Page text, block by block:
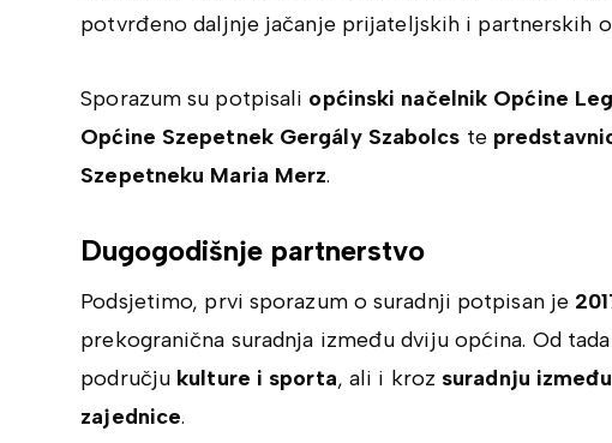
potvrđeno daljnje jačanje prijateljskih i partnerskih
Sporazum su potpisali općinski načelnik Općine
Općine Szepetnek Gergály Szabolcs te
Szepetneku Maria Merz.
Dugogodišnje partnerstvo
Podsjetimo, prvi sporazum o suradnji potpisan je
prekogranična suradnja između dviju općina. Od
području kulture i sporta, ali i kroz suradnju
zajednice.